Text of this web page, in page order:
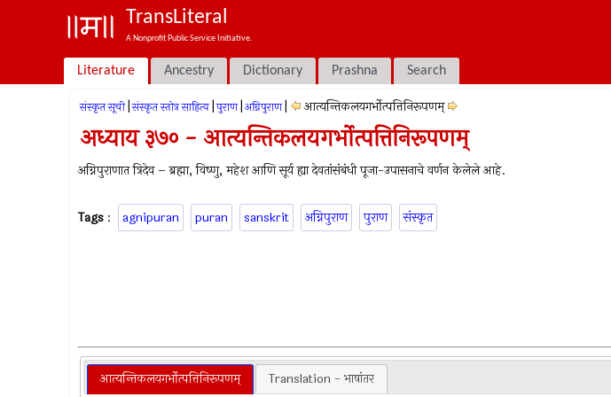
TransLiteral
A Nonprofit Public Service Initiative.
Literature Ancestry Dictionary Prashna Search
संस्कृत सूची संस्कृत स्तोत्र साहित्य पुराण अग्निपुराण आत्यन्तिकलयगर्भोत्पत्तिनिरूपणम्
अध्याय ३७० - आत्यन्तिकलयगर्भोत्पत्तिनिरूपणम्
अग्निपुराणात त्रिदेव – ब्रह्मा, विष्‍णु, महेश आणि सूर्य ह्या देवतांसंबंधी पूजा-उपासनाचे वर्णन केलेले आहे.
Tags : agnipuran puran sanskrit अग्निपुराण पुराण संस्कृत
आत्यन्तिकलयगर्भोत्पत्तिनिरूपणम् Translation - भाषांतर